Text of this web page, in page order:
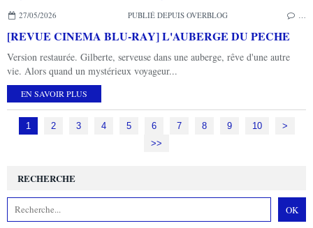
27/05/2026 PUBLIÉ DEPUIS OVERBLOG
[REVUE CINEMA BLU-RAY] L'AUBERGE DU PECHE
Version restaurée. Gilberte, serveuse dans une auberge, rêve d'une autre
vie. Alors quand un mystérieux voyageur...
EN SAVOIR PLUS
1 2 3 4 5 6 7 8 9 10 20
30
40
50
60
70
80
90
>
>>
RECHERCHE